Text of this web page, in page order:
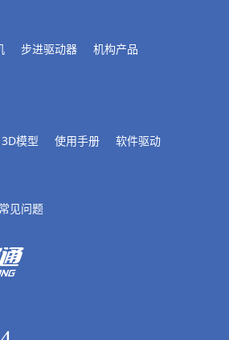
步进驱动器
机构产品
3D模型 使用手册 软件驱动
常见问题